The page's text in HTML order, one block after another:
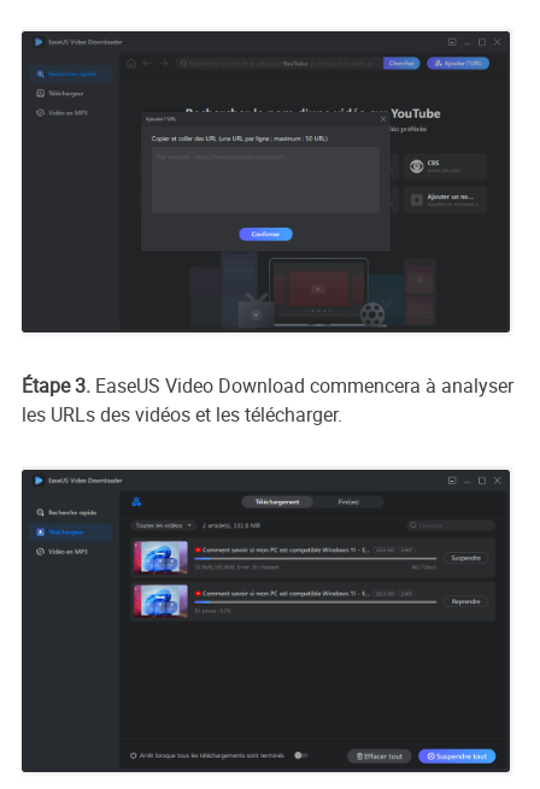
Étape 3.EaseUS Video Download commencera à analyser
les URLs des vidéos et les télécharger.